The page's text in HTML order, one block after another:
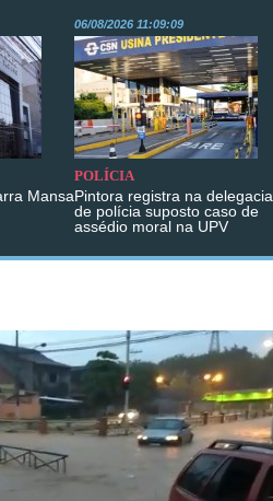
Mansa
06/08/2026 11:09:09
POLÍCIA
Pintora registra na delegacia
de polícia suposto caso de
assédio moral na UPV